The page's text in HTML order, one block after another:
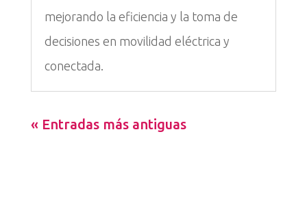
mejorando la eficiencia y la toma de
decisiones en movilidad eléctrica y
conectada.
« Entradas más antiguas